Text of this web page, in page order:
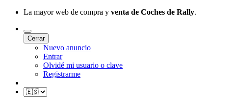
La mayor web de compra y venta de Coches de Rally.
Cerrar
Nuevo anuncio
Entrar
Olvidé mi usuario o clave
Registrarme